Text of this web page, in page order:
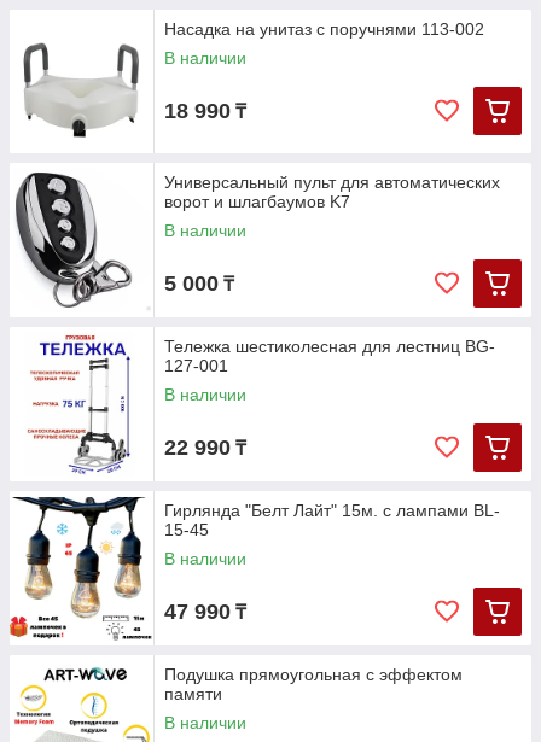
Насадка на унитаз с поручнями 113-002
В наличии
18 990 ₸
Универсальный пульт для автоматических
ворот и шлагбаумов K7
В наличии
5 000 ₸
Тележка шестиколесная для лестниц BG-
127-001
В наличии
22 990 ₸
Гирлянда "Белт Лайт" 15м. с лампами BL-
15-45
В наличии
47 990 ₸
Подушка прямоугольная с эффектом
памяти
В наличии